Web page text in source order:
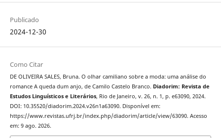
Publicado
2024-12-30
Como Citar
DE OLIVEIRA SALES, Bruna. O olhar camiliano sobre a moda: uma análise do
romance A queda dum anjo, de Camilo Castelo Branco. Diadorim: Revista de
Estudos Linguísticos e Literários, Rio de Janeiro, v. 26, n. 1, p. e63090, 2024.
DOI: 10.35520/diadorim.2024.v26n1a63090. Disponível em:
https://www.revistas.ufrj.br/index.php/diadorim/article/view/63090. Acesso
em: 9 ago. 2026.